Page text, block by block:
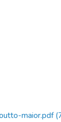
maior.pdf